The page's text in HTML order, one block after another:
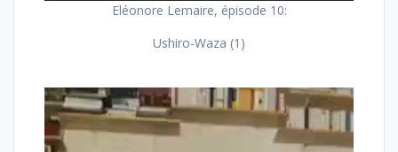
Eléonore Lemaire, épisode 10:
Ushiro-Waza (1)
Lecteur
vidéo